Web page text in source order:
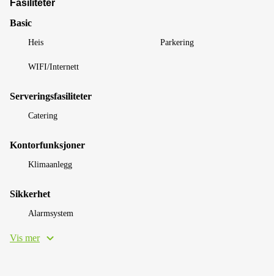
Fasiliteter
Basic
Heis Parkering
WIFI/Internett
Serveringsfasiliteter
Catering
Kontorfunksjoner
Klimaanlegg
Sikkerhet
Alarmsystem
Vis mer